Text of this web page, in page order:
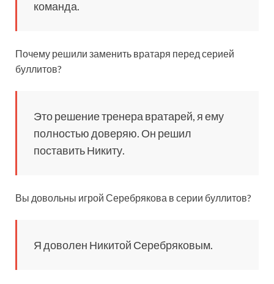
команда.
Почему решили заменить вратаря перед серией
буллитов?
Это решение тренера вратарей, я ему
полностью доверяю. Он решил
поставить Никиту.
Вы довольны игрой Серебрякова в серии буллитов?
Я доволен Никитой Серебряковым.